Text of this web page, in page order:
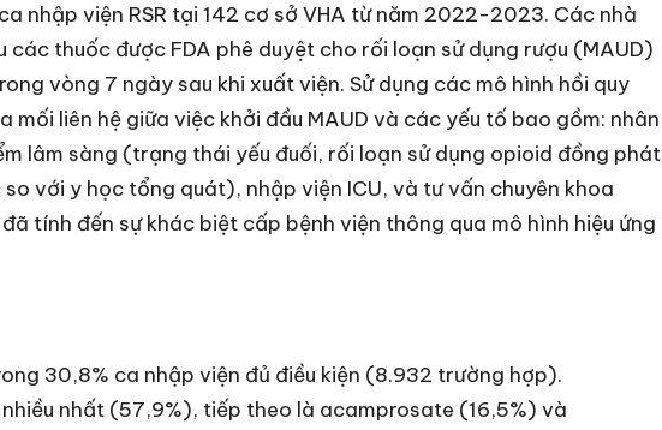
nhập viện RSR tại 142 cơ sở VHA từ năm 2022-2023. Các nhà
các thuốc được FDA phê duyệt cho rối loạn sử dụng rượu (MAUD)
vòng 7 ngày sau khi xuất viện. Sử dụng các mô hình hồi quy
mối liên hệ giữa việc khởi đầu MAUD và các yếu tố bao gồm: nhân
lâm sàng (trạng thái yếu đuối, rối loạn sử dụng opioid đồng phát
với y học tổng quát), nhập viện ICU, và tư vấn chuyên khoa
tính đến sự khác biệt cấp bệnh viện thông qua mô hình hiệu ứng
30,8% ca nhập viện đủ điều kiện (8.932 trường hợp).
nhất (57,9%), tiếp theo là acamprosate (16,5%) và